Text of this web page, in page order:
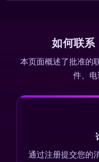
如何联
本页面概述了批准的
件、电
通过注册提交您的